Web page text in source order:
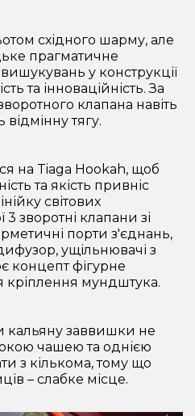
східного шарму, але
прагматичне
у конструкції
та інноваційність. За
клапана навіть
тягу.
на Tiaga Hookah, щоб
та якість привніс
світових
зворотні клапани зі
порти з'єднань,
ущільнювачі з
концепт фігурне
мундштука.
кальяну заввишки не
чашею та однією
з кількома, тому що
– слабке місце.